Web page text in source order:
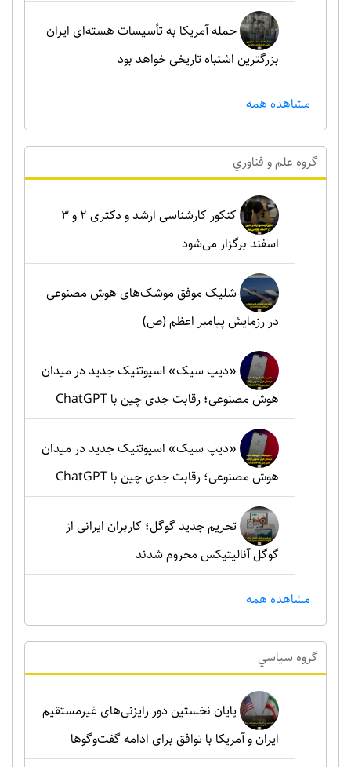
حمله آمریکا به تأسیسات هسته‌ای ایران
بزرگترین اشتباه تاریخی خواهد بود
مشاهده همه
گروه علم و فناوري
کنکور کارشناسی ارشد و دکتری ۲ و ۳
اسفند برگزار می‌شود
شلیک موفق موشک‌های هوش مصنوعی
در رزمایش پیامبر اعظم (ص)
«دیپ سیک» اسپوتنیک جدید در میدان
هوش مصنوعی؛ رقابت جدی چین با ChatGPT
«دیپ سیک» اسپوتنیک جدید در میدان
هوش مصنوعی؛ رقابت جدی چین با ChatGPT
تحریم جدید گوگل؛ کاربران ایرانی از
گوگل آنالیتیکس محروم شدند
مشاهده همه
گروه سياسي
پایان نخستین دور رایزنی‌های غیرمستقیم
ایران و آمریکا با توافق برای ادامه گفت‌وگوها